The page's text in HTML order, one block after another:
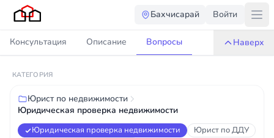
Бахчисарай Войти
Консультация Описание Вопросы Наверх
КАТЕГОРИЯ
Юрист по недвижимости
Юридическая проверка недвижимости
Юридическая проверка недвижимости
Юрист по ДДУ